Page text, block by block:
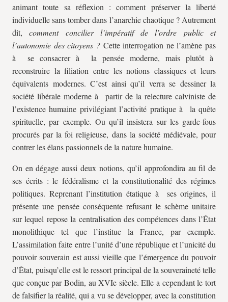
animant toute sa réflexion : comment préserver la liberté
individuelle sans tomber dans l’anarchie chaotique ? Autrement
dit,comment concilier l’impératif de l’ordre public et
l’autonomie des citoyens ?Cette interrogation ne l’amène pas
à se consacrer à la pensée moderne, mais plutôt à
reconstruire la filiation entre les notions classiques et leurs
équivalents modernes. C’est ainsi qu’il verra se dessiner la
société libérale moderne à partir de la relecture calviniste de
l’existence humaine privilégiant l’activité pratique à la quête
spirituelle, par exemple. Ou qu’il insistera sur les garde-fous
procurés par la foi religieuse, dans la société médiévale, pour
contrer les élans passionnels de la nature humaine.
On en dégage aussi deux notions, qu’il approfondira au fil de
ses écrits : le fédéralisme et la constitutionalité des régimes
politiques. Reprenant l’institution étatique à ses origines, il
présente une pensée conséquente refusant le schème unitaire
sur lequel repose la centralisation des compétences dans l’État
monolithique tel que l’institue la France, par exemple.
L’assimilation faite entre l’unité d’une république et l’unicité du
pouvoir souverain est aussi vieille que l’émergence du pouvoir
d’État, puisqu’elle est le ressort principal de la souveraineté telle
que conçue par Bodin, au XVIe siècle. Elle a cependant le tort
de falsifier la réalité, qui a vu se développer, avec la constitution